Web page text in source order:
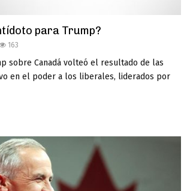
para Trump?
163
sobre Canadá volteó el resultado de las
en el poder a los liberales, liderados por